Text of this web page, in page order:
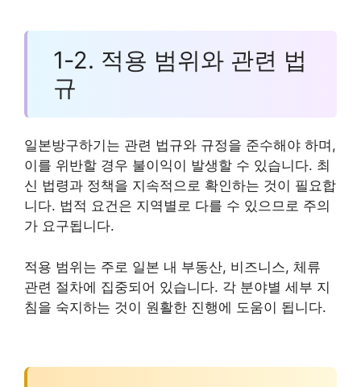
1-2. 적용 범위와 관련 법
규
일본방구하기는 관련 법규와 규정을 준수해야 하며,
이를 위반할 경우 불이익이 발생할 수 있습니다. 최
신 법령과 정책을 지속적으로 확인하는 것이 필요합
니다. 법적 요건은 지역별로 다를 수 있으므로 주의
가 요구됩니다.
적용 범위는 주로 일본 내 부동산, 비즈니스, 체류
관련 절차에 집중되어 있습니다. 각 분야별 세부 지
침을 숙지하는 것이 원활한 진행에 도움이 됩니다.